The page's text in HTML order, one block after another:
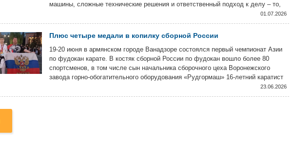
машины, сложные технические решения и ответственный подход к делу – то,
01.07.2026
Плюс четыре медали в копилку сборной России
19-20 июня в армянском городе Ванадзоре состоялся первый чемпионат Азии
по фудокан карате. В костяк сборной России по фудокан вошло более 80
спортсменов, в том числе сын начальника сборочного цеха Воронежского
завода горно-обогатительного оборудования «Рудгормаш» 16-летний каратист
23.06.2026